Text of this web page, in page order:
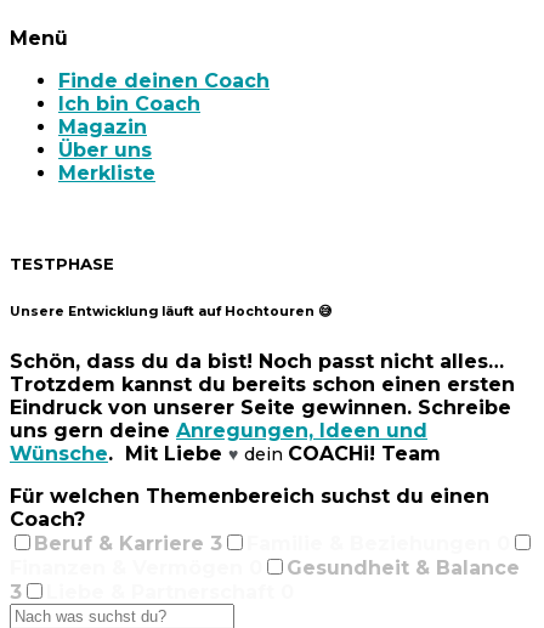
Menü
Finde deinen Coach
Ich bin Coach
Magazin
Über uns
Merkliste
TESTPHASE
Unsere Entwicklung läuft auf Hochtouren 😅
Schön, dass du da bist! Noch passt nicht alles…
Trotzdem kannst du bereits schon einen ersten
Eindruck von unserer Seite gewinnen. Schreibe
uns gern deine Anregungen, Ideen und
Wünsche. Mit Liebe ♥ dein COACHi! Team
Für welchen Themenbereich suchst du einen
Coach?
Beruf & Karriere 3
Gesundheit & Balance
3